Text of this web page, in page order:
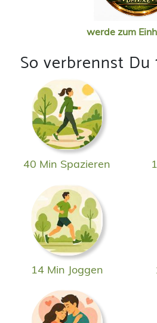
werde zum
So verbrennst Du
40 Min Spazieren
14 Min Joggen